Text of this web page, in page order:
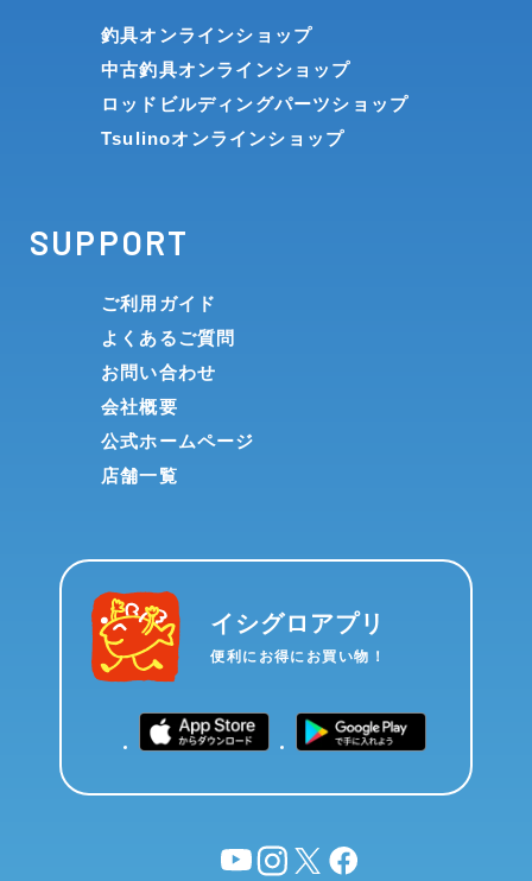
釣具オンラインショップ
中古釣具オンラインショップ
ロッドビルディングパーツショップ
Tsulinoオンラインショップ
SUPPORT
ご利用ガイド
よくあるご質問
お問い合わせ
会社概要
公式ホームページ
店舗一覧
イシグロアプリ
便利にお得にお買い物！
YouTubeinstagram
X facebook